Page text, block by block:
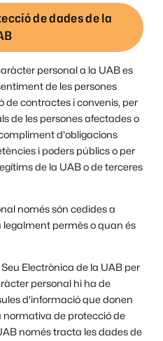
de dades de la
personal a la UAB es
de les persones
de contractes i convenis, per
de les persones afectades o
d'obligacions
i poders públics o per
de la UAB o de terceres
només són cedides a
permès o quan és
Electrònica de la UAB per
personal hi ha de
d'informació que donen
de protecció de
només tracta les dades de